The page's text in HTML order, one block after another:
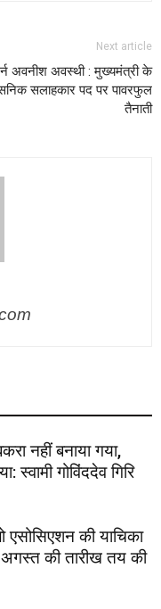
Next article
अवनीश अवस्थी : मुख्यमंत्री के
सलाहकार पद पर पावरफुल
तैनाती
नहीं बनाया गया,
स्वामी गोविंददेव गिरि
की याचिका
की तारीख तय की